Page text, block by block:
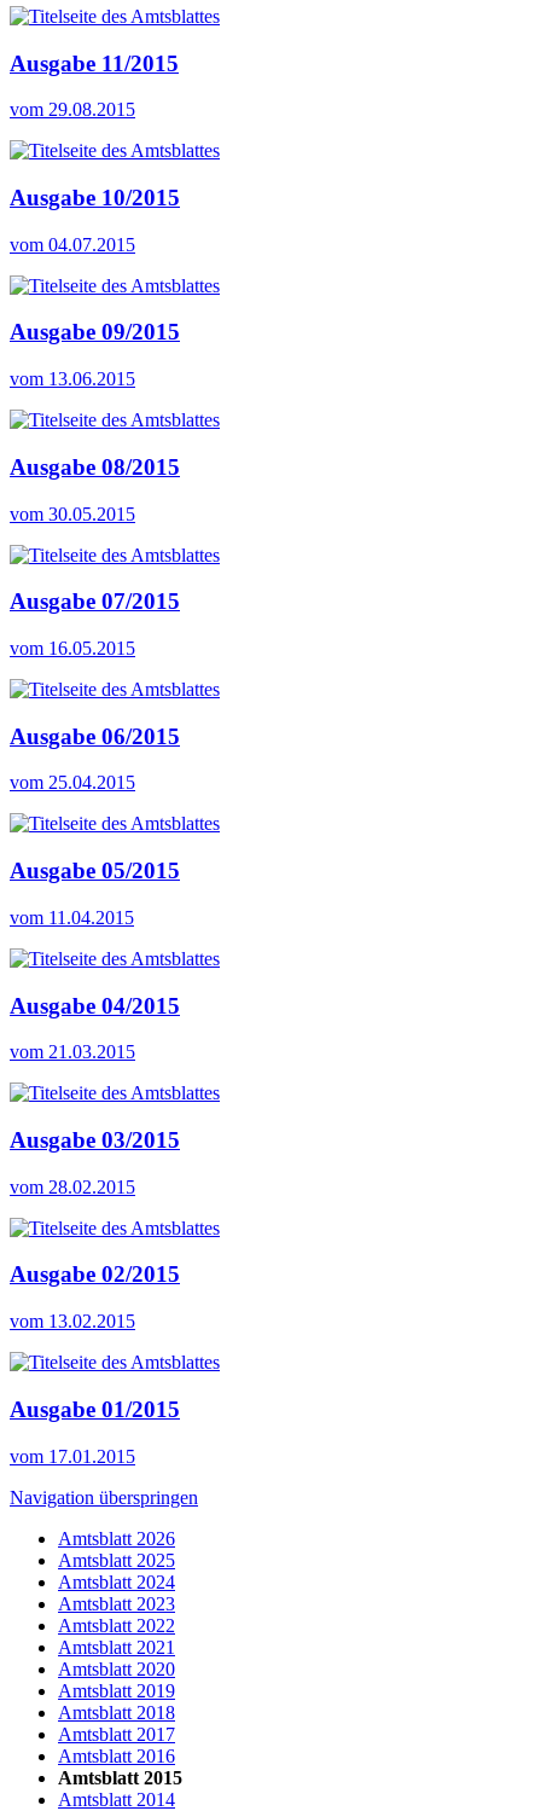
Ausgabe 11/2015
vom 29.08.2015
Ausgabe 10/2015
vom 04.07.2015
Ausgabe 09/2015
vom 13.06.2015
Ausgabe 08/2015
vom 30.05.2015
Ausgabe 07/2015
vom 16.05.2015
Ausgabe 06/2015
vom 25.04.2015
Ausgabe 05/2015
vom 11.04.2015
Ausgabe 04/2015
vom 21.03.2015
Ausgabe 03/2015
vom 28.02.2015
Ausgabe 02/2015
vom 13.02.2015
Ausgabe 01/2015
vom 17.01.2015
Navigation überspringen
Amtsblatt 2026
Amtsblatt 2025
Amtsblatt 2024
Amtsblatt 2023
Amtsblatt 2022
Amtsblatt 2021
Amtsblatt 2020
Amtsblatt 2019
Amtsblatt 2018
Amtsblatt 2017
Amtsblatt 2016
Amtsblatt 2015
Amtsblatt 2014